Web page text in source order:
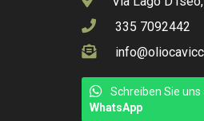
335 7092442
Schreiben Sie uns
WhatsApp